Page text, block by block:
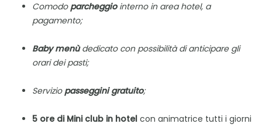
Comodo parcheggio interno in area hotel, a
pagamento;
Baby menù dedicato con possibilità di anticipare gli
orari dei pasti;
Servizio passeggini gratuito;
5 ore di Mini club in hotel con animatrice tutti i giorni